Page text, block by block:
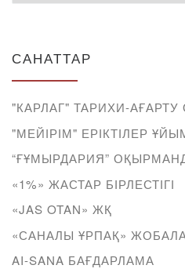
САНАТТАР
"КАРЛАГ" ТАРИХИ-
"МЕЙІРІМ" ЕРІКТІЛЕР
“ҒҰМЫРДАРИЯ”
«1%» ЖАСТАР БІРЛЕСТІГІ
«JAS OTAN» ЖҚ
«САНАЛЫ ҰРПАҚ»
AI-SANA БАҒДАРЛАМА